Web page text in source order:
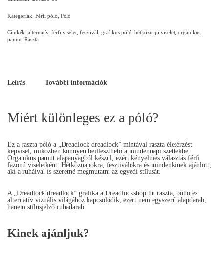
Kategóriák: Férfi póló, Póló
Címkék: alternatív, férfi viselet, fesztivál, grafikus póló, hétköznapi viselet, organikus
pamut, Raszta
Leírás További információk
Miért különleges ez a póló?
Ez a raszta póló a „Dreadlock dreadlock” mintával raszta életérzést
képvisel, miközben könnyen beilleszthető a mindennapi szettekbe.
Organikus pamut alapanyagból készül, ezért kényelmes választás férfi
fazonú viseletként. Hétköznapokra, fesztiválokra és mindenkinek ajánlott,
aki a ruháival is szeretné megmutatni az egyedi stílusát.
A „Dreadlock dreadlock” grafika a Dreadlockshop.hu raszta, boho és
alternatív vizuális világához kapcsolódik, ezért nem egyszerű alapdarab,
hanem stílusjelző ruhadarab.
Kinek ajánljuk?